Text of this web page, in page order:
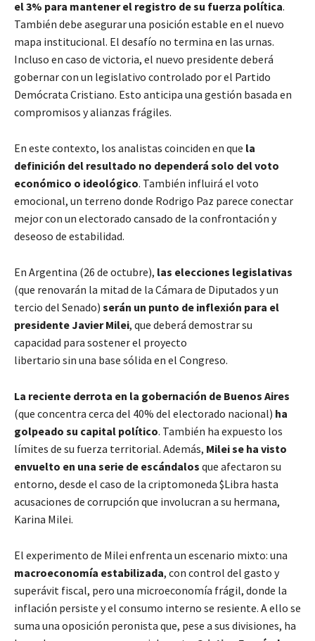
el 3% para mantener el registro de su fuerza política.
También debe asegurar una posición estable en el nuevo
mapa institucional. El desafío no termina en las urnas.
Incluso en caso de victoria, el nuevo presidente deberá
gobernar con un legislativo controlado por el Partido
Demócrata Cristiano. Esto anticipa una gestión basada en
compromisos y alianzas frágiles.
En este contexto, los analistas coinciden en que la
definición del resultado no dependerá solo del voto
económico o ideológico. También influirá el voto
emocional, un terreno donde Rodrigo Paz parece conectar
mejor con un electorado cansado de la confrontación y
deseoso de estabilidad.
En Argentina (26 de octubre), las elecciones legislativas
(que renovarán la mitad de la Cámara de Diputados y un
tercio del Senado) serán un punto de inflexión para el
presidente Javier Milei, que deberá demostrar su
capacidad para sostener el proyecto
libertario sin una base sólida en el Congreso.
La reciente derrota en la gobernación de Buenos Aires
(que concentra cerca del 40% del electorado nacional) ha
golpeado su capital político. También ha expuesto los
límites de su fuerza territorial. Además, Milei se ha visto
envuelto en una serie de escándalos que afectaron su
entorno, desde el caso de la criptomoneda $Libra hasta
acusaciones de corrupción que involucran a su hermana,
Karina Milei.
El experimento de Milei enfrenta un escenario mixto: una
macroeconomía estabilizada, con control del gasto y
superávit fiscal, pero una microeconomía frágil, donde la
inflación persiste y el consumo interno se resiente. A ello se
suma una oposición peronista que, pese a sus divisiones, ha